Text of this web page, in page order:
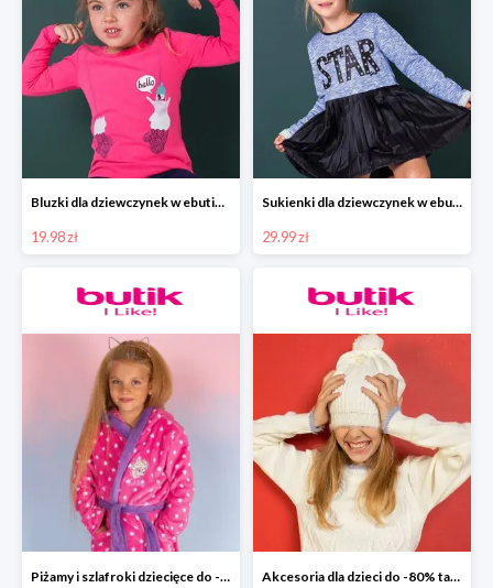
Bluzki dla dziewczynek w ebutik.pl od 19,99zł.
19.98 zł
Sukienki dla dziewczynek w ebutik.pl od 29,99zł
29.99 zł
Piżamy i szlafroki dziecięce do -57% w ebutik.pl Akcesoria dla dzieci do -80% tanie w ebutik.pl